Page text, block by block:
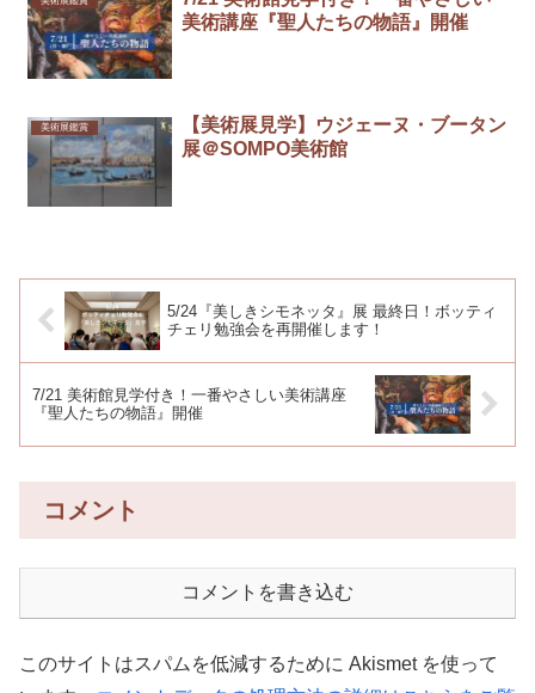
美術講座『聖人たちの物語』開催
美術展鑑賞
【美術展見学】ウジェーヌ・ブータン
展＠SOMPO美術館
5/24『美しきシモネッタ』展 最終日！ボッティ
チェリ勉強会を再開催します！
7/21 美術館見学付き！一番やさしい美術講座
『聖人たちの物語』開催
コメント
コメントを書き込む
このサイトはスパムを低減するために Akismet を使って